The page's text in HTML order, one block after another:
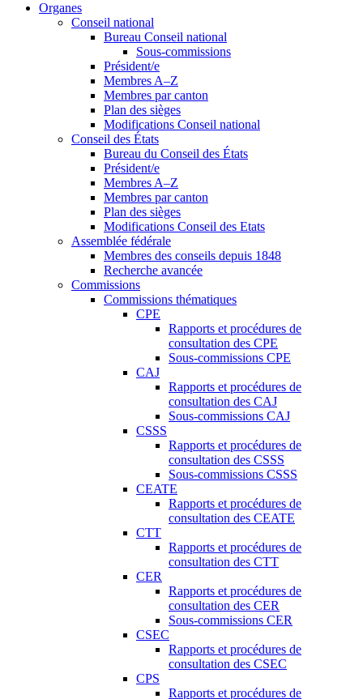
Organes
Conseil national
Bureau Conseil national
Sous-commissions
Président/e
Membres A–Z
Membres par canton
Plan des sièges
Modifications Conseil national
Conseil des États
Bureau du Conseil des États
Président/e
Membres A–Z
Membres par canton
Plan des sièges
Modifications Conseil des Etats
Assemblée fédérale
Membres des conseils depuis 1848
Recherche avancée
Commissions
Commissions thématiques
CPE
Rapports et procédures de
consultation des CPE
Sous-commissions CPE
CAJ
Rapports et procédures de
consultation des CAJ
Sous-commissions CAJ
CSSS
Rapports et procédures de
consultation des CSSS
Sous-commissions CSSS
CEATE
Rapports et procédures de
consultation des CEATE
CTT
Rapports et procédures de
consultation des CTT
CER
Rapports et procédures de
consultation des CER
Sous-commissions CER
CSEC
Rapports et procédures de
consultation des CSEC
CPS
Rapports et procédures de